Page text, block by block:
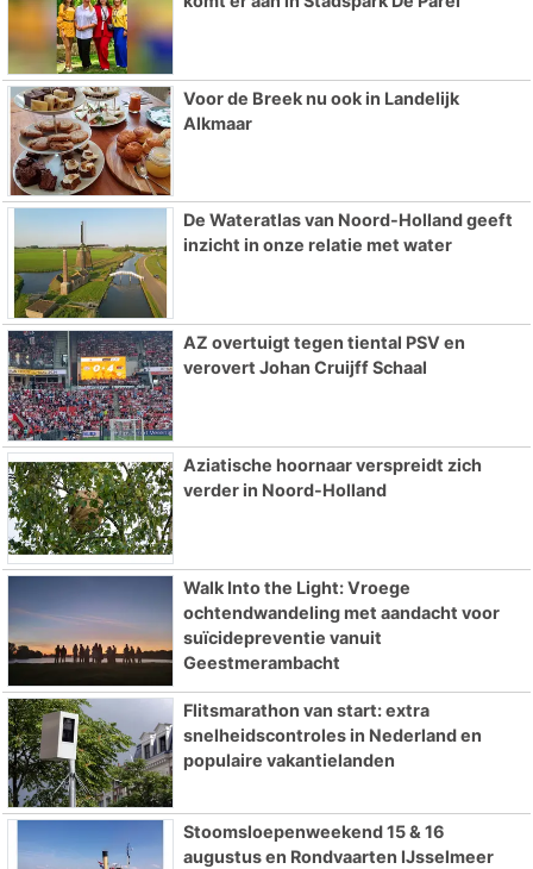
Voor de Breek nu ook in Landelijk
Alkmaar
De Wateratlas van Noord-Holland geeft
inzicht in onze relatie met water
AZ overtuigt tegen tiental PSV en
verovert Johan Cruijff Schaal
Aziatische hoornaar verspreidt zich
verder in Noord-Holland
Walk Into the Light: Vroege
ochtendwandeling met aandacht voor
suïcidepreventie vanuit
Geestmerambacht
Flitsmarathon van start: extra
snelheidscontroles in Nederland en
populaire vakantielanden
Stoomsloepenweekend 15 & 16
augustus en Rondvaarten IJsselmeer